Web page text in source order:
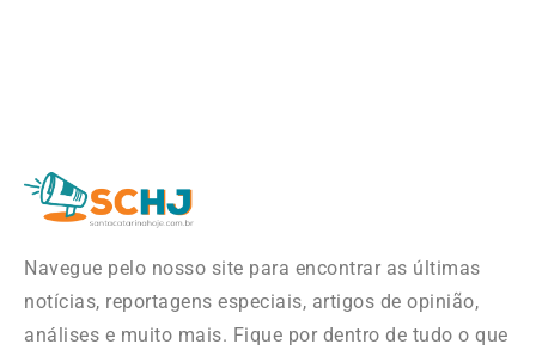
Navegue pelo nosso site para encontrar as últimas
notícias, reportagens especiais, artigos de opinião,
análises e muito mais. Fique por dentro de tudo o que